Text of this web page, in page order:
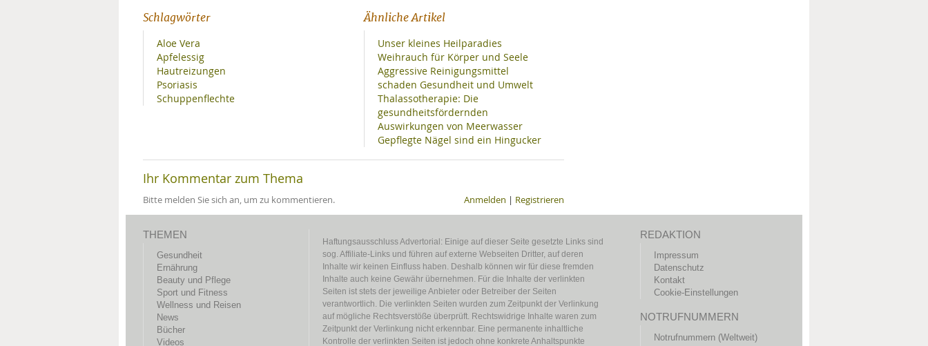
Schlagwörter
Aloe Vera
Apfelessig
Hautreizungen
Psoriasis
Schuppenflechte
Ähnliche Artikel
Unser kleines Heilparadies
Weihrauch für Körper und Seele
Aggressive Reinigungsmittel
schaden Gesundheit und Umwelt
Thalassotherapie: Die
gesundheitsfördernden
Auswirkungen von Meerwasser
Gepflegte Nägel sind ein Hingucker
Ihr Kommentar zum Thema
Bitte melden Sie sich an, um zu kommentieren. Anmelden | Registrieren
THEMEN
Gesundheit
Ernährung
Beauty und Pflege
Sport und Fitness
Wellness und Reisen
News
Bücher
Videos
Haftungsausschluss Advertorial: Einige auf dieser Seite gesetzte Links sind
sog. Affiliate-Links und führen auf externe Webseiten Dritter, auf deren
Inhalte wir keinen Einfluss haben. Deshalb können wir für diese fremden
Inhalte auch keine Gewähr übernehmen. Für die Inhalte der verlinkten
Seiten ist stets der jeweilige Anbieter oder Betreiber der Seiten
verantwortlich. Die verlinkten Seiten wurden zum Zeitpunkt der Verlinkung
auf mögliche Rechtsverstöße überprüft. Rechtswidrige Inhalte waren zum
Zeitpunkt der Verlinkung nicht erkennbar. Eine permanente inhaltliche
Kontrolle der verlinkten Seiten ist jedoch ohne konkrete Anhaltspunkte
REDAKTION
Impressum
Datenschutz
Kontakt
Cookie-Einstellungen
NOTRUFNUMMERN
Notrufnummern (Weltweit)